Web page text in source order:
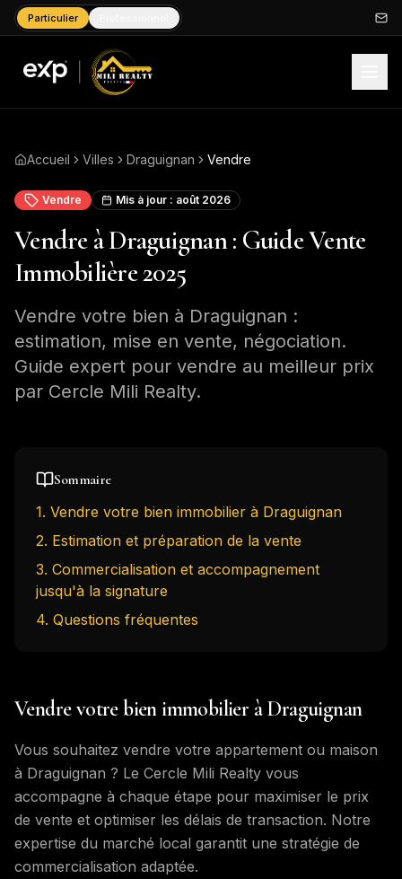
Particulier
Accueil Villes Draguignan Vendre
Vendre Mis à jour : août 2026
Vendre à Draguignan : Guide Vente
Immobilière 2025
Vendre votre bien à Draguignan :
estimation, mise en vente, négociation.
Guide expert pour vendre au meilleur prix
par Cercle Mili Realty.
Sommaire
1. Vendre votre bien immobilier à Draguignan
2. Estimation et préparation de la vente
3. Commercialisation et accompagnement
jusqu'à la signature
4. Questions fréquentes
Vendre votre bien immobilier à Draguignan
Vous souhaitez vendre votre appartement ou maison
à Draguignan ? Le Cercle Mili Realty vous
accompagne à chaque étape pour maximiser le prix
de vente et optimiser les délais de transaction. Notre
expertise du marché local garantit une stratégie de
commercialisation adaptée.